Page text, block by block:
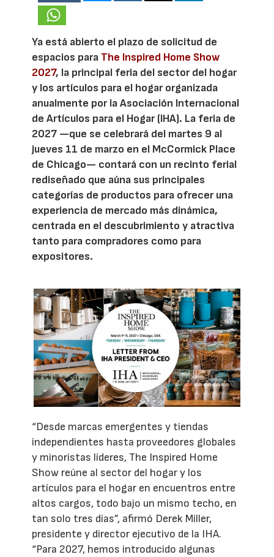
Ya está abierto el plazo de solicitud de
espacios para The Inspired Home Show
2027, la principal feria del sector del hogar
y los artículos para el hogar organizada
anualmente por la Asociación Internacional
de Artículos para el Hogar (IHA). La feria de
2027 —que se celebrará del martes 9 al
jueves 11 de marzo en el McCormick Place
de Chicago— contará con un recinto ferial
rediseñado que aúna sus principales
categorías de productos para ofrecer una
experiencia de mercado más dinámica,
centrada en el descubrimiento y atractiva
tanto para compradores como para
expositores.
“Desde marcas emergentes y tiendas
independientes hasta proveedores globales
y minoristas líderes, The Inspired Home
Show reúne al sector del hogar y los
artículos para el hogar en encuentros entre
altos cargos, todo bajo un mismo techo, en
tan solo tres días”, afirmó Derek Miller,
presidente y director ejecutivo de la IHA.
“Para 2027, hemos introducido algunas